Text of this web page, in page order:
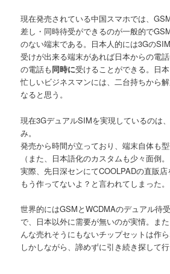
現在発売されている中国スマホでは、
差し・同時待受ができるのが一般的で
のない端末である。日本人的には3Gの
受けが出来る端末があれば日本からの電
の電話も同時に受けることができる。日
忙しいビジネスマンには、二台持ちから
なると思う。
現在3GデュアルSIMを実現しているのは
み。
発売から時間が立っており、端末自体も型
（また、日本語化のカスタムも少々面倒。
実際、先日深センにてCOOLPADの直販店
もう作ってないよ？と言われてしまった。
世界的にはGSMとWCDMAのデュアル待
で、日本以外に需要が無いのが実情。ま
んな売れそうにもないチップセットは作
しかしながら、諦めずに引き続き探して行